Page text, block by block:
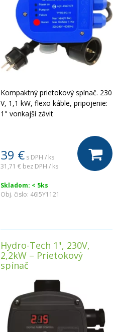
Kompaktný prietokový spínač. 230
V, 1,1 kW, flexo káble, pripojenie:
1" vonkajší závit
39 € s DPH / ks
31,71 € bez DPH / ks
Skladom: < 5ks
Obj. čislo: 46I5Y1121
Hydro-Tech 1", 230V,
2,2kW – Prietokový
spínač